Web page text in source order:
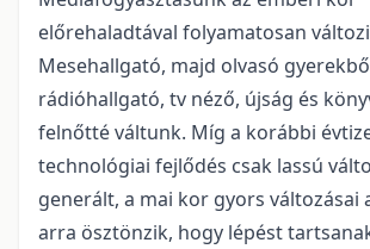
előrehaladtával folyamatosan
Mesehallgató, majd olvasó
rádióhallgató, tv néző, újság és
felnőtté váltunk. Míg a korábbi
technológiai fejlődés csak lassú
generált, a mai kor gyors változásai
arra ösztönzik, hogy lépést